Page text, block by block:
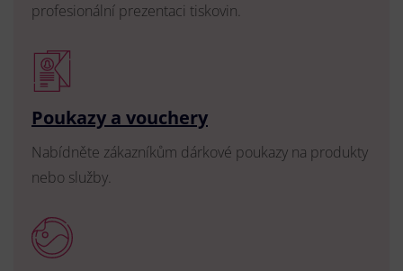
profesionální prezentaci tiskovin.
Poukazy a vouchery
Nabídněte zákazníkům dárkové poukazy na produkty
nebo služby.